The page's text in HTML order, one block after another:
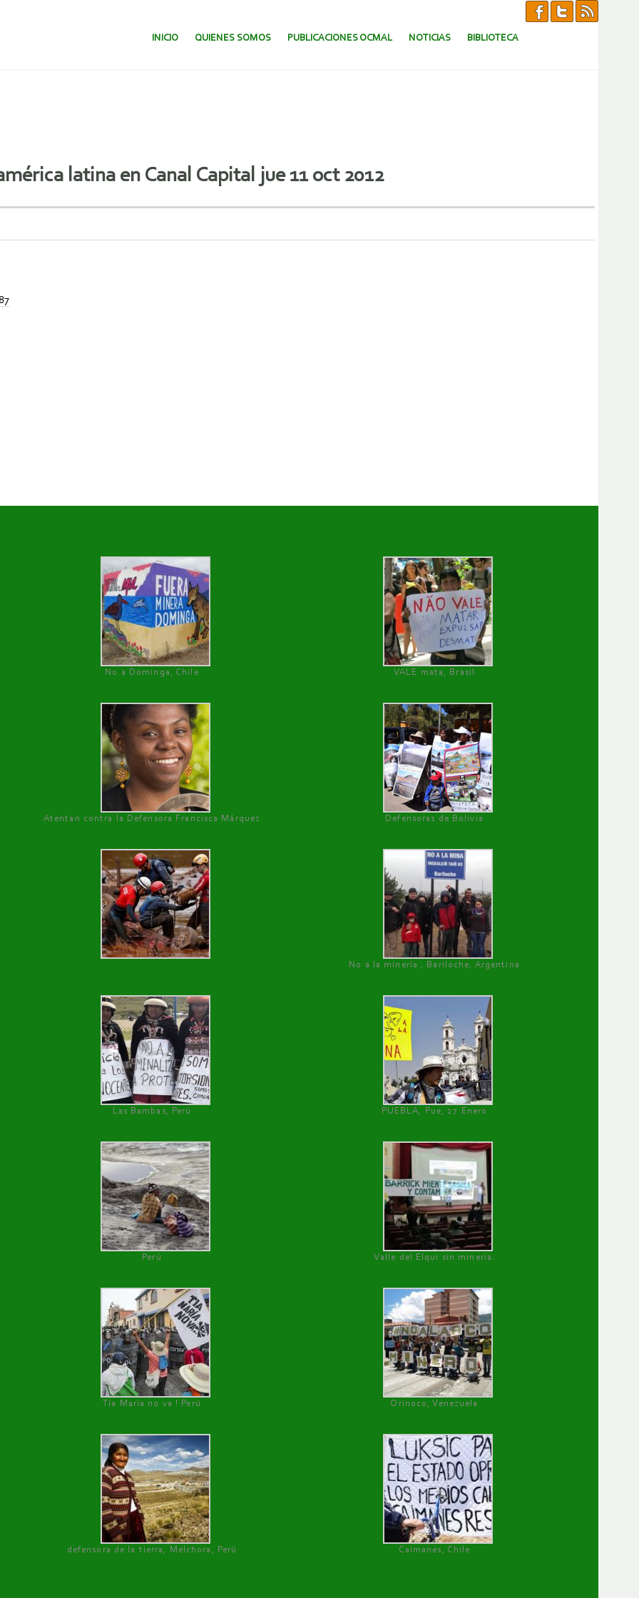
SALTAR AL CONTENIDO.
INICIO QUIENES SOMOS PUBLICACIONES OCMAL NOTICIAS BIBLIOTECA
latina en Canal Capital jue 11 oct 2012
No a Dominga, Chile
VALE mata, Brasil
Atentan contra la Defensora Francisca Márquez Defensoras de Bolivia
No a la minería , Bariloche, Argentina
Las Bambas, Perú PUEBLA, Pue, 27 Enero
Perú Valle del Elqui sin minería.
Tía María no va ! Perú Orinoco, Venezuela
defensora de la tierra, Melchora, Perú Caimanes, Chile